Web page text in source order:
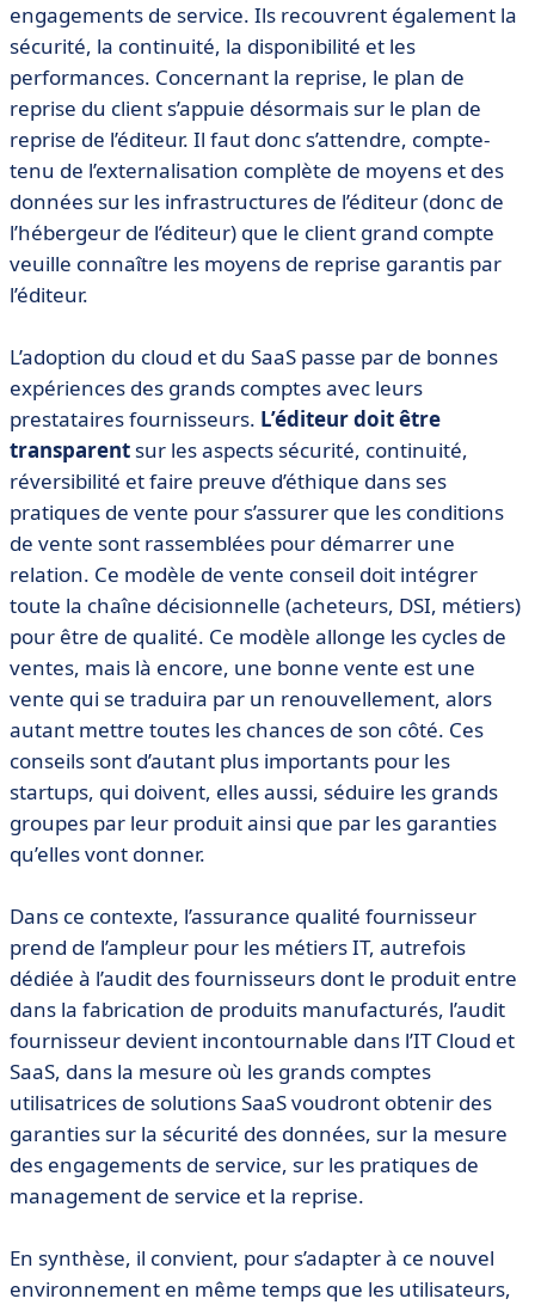
engagements de service. Ils recouvrent également la
sécurité, la continuité, la disponibilité et les
performances. Concernant la reprise, le plan de
reprise du client s’appuie désormais sur le plan de
reprise de l’éditeur. Il faut donc s’attendre, compte-
tenu de l’externalisation complète de moyens et des
données sur les infrastructures de l’éditeur (donc de
l’hébergeur de l’éditeur) que le client grand compte
veuille connaître les moyens de reprise garantis par
l’éditeur.
L’adoption du cloud et du SaaS passe par de bonnes
expériences des grands comptes avec leurs
prestataires fournisseurs. L’éditeur doit être
transparent sur les aspects sécurité, continuité,
réversibilité et faire preuve d’éthique dans ses
pratiques de vente pour s’assurer que les conditions
de vente sont rassemblées pour démarrer une
relation. Ce modèle de vente conseil doit intégrer
toute la chaîne décisionnelle (acheteurs, DSI, métiers)
pour être de qualité. Ce modèle allonge les cycles de
ventes, mais là encore, une bonne vente est une
vente qui se traduira par un renouvellement, alors
autant mettre toutes les chances de son côté. Ces
conseils sont d’autant plus importants pour les
startups, qui doivent, elles aussi, séduire les grands
groupes par leur produit ainsi que par les garanties
qu’elles vont donner.
Dans ce contexte, l’assurance qualité fournisseur
prend de l’ampleur pour les métiers IT, autrefois
dédiée à l’audit des fournisseurs dont le produit entre
dans la fabrication de produits manufacturés, l’audit
fournisseur devient incontournable dans l’IT Cloud et
SaaS, dans la mesure où les grands comptes
utilisatrices de solutions SaaS voudront obtenir des
garanties sur la sécurité des données, sur la mesure
des engagements de service, sur les pratiques de
management de service et la reprise.
En synthèse, il convient, pour s’adapter à ce nouvel
environnement en même temps que les utilisateurs,